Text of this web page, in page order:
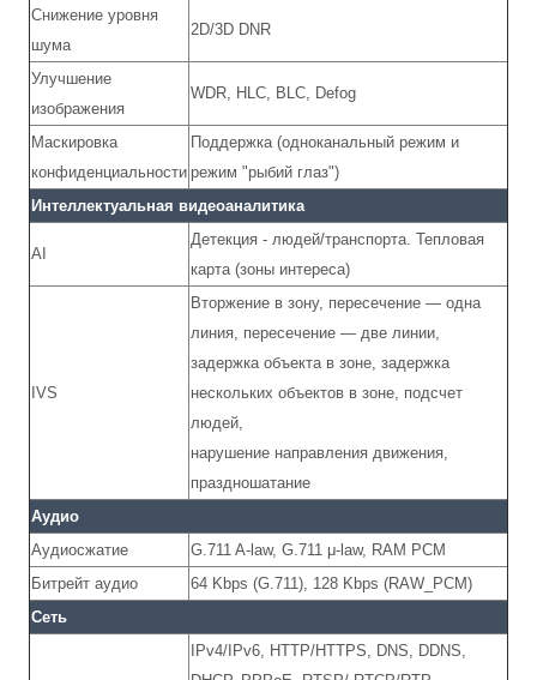
Снижение уровня
шума
2D/3D DNR
Улучшение
изображения
WDR, HLC, BLC, Defog
Маскировка
конфиденциальности
Поддержка (одноканальный режим и
режим "рыбий глаз")
Интеллектуальная видеоаналитика
AI
Детекция - людей/транспорта. Тепловая
карта (зоны интереса)
IVS
Вторжение в зону, пересечение — одна
линия, пересечение — две линии,
задержка объекта в зоне, задержка
нескольких объектов в зоне, подсчет
людей,
нарушение направления движения,
праздношатание
Аудио
Аудиосжатие
G.711 A-law, G.711 μ-law, RAM PCM
Битрейт аудио
64 Kbps (G.711), 128 Kbps (RAW_PCM)
Сеть
IPv4/IPv6, HTTP/HTTPS, DNS, DDNS,